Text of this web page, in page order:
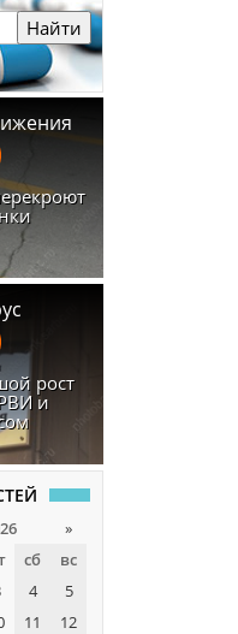
Найти
рост
и
»
сб
вс
4
5
11
12